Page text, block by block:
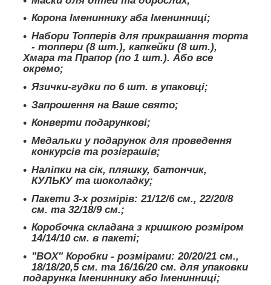
Корона Імениннику аба Іменинниці;
Набори Топперів для прикрашання торта
- топпери (8 шт.), капкейки (8 шт.),
Хмара та Прапор (по 1 шт.). Або все
окремо;
Язички-гудки по 6 шт. в упаковці;
Запрошення на Ваше свято;
Конверти подарункові;
Медальки у подарунок для проведення
конкурсів та розіграшів;
Наліпки на сік, пляшку, батончик,
КУЛЬКУ та шоколадку;
Пакети 3-х розмірів: 21/12/6 см., 22/20/8
см. та 32/18/9 см.;
Коробочка складана з кришкою розміром
14/14/10 см. в пакеті;
"BOX" Коробки - розмірами: 20/20/21 см.,
18/18/20,5 см. та 16/16/20 см. для упаковки
подарунка Імениннику або Іменинниці;